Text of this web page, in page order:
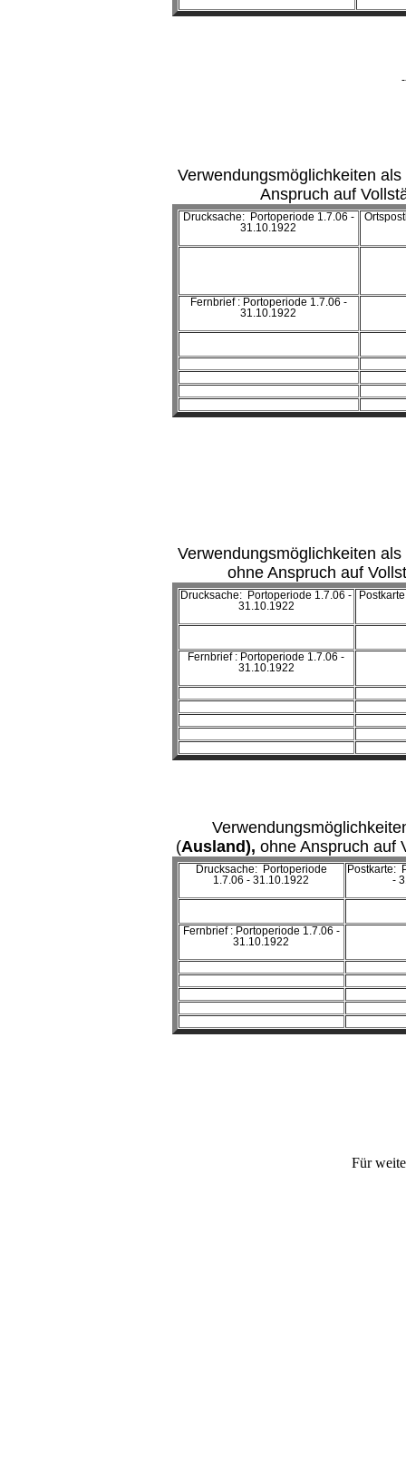
Verwendungsmöglichkeiten als
Anspruch auf
Drucksache: Portoperiode 1.7.06 -
31.10.1922
Fernbrief : Portoperiode 1.7.06 -
31.10.1922
Verwendungsmöglichkeiten als
ohne Anspruch auf
Drucksache: Portoperiode 1.7.06 -
31.10.1922
Fernbrief : Portoperiode 1.7.06 -
31.10.1922
(Ausland), ohne Anspruch auf
Drucksache: Portoperiode
1.7.06 - 31.10.1922
Postkarte:
-
Fernbrief : Portoperiode 1.7.06 -
31.10.1922
Für